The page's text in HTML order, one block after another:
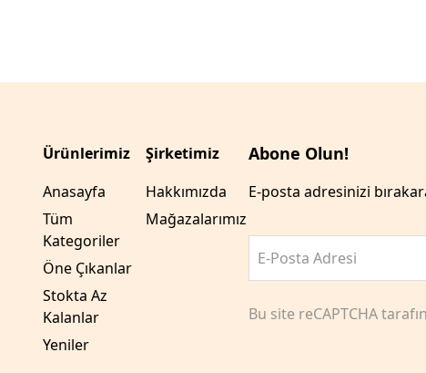
Ürünlerimiz
Anasayfa
Tüm
Kategoriler
Öne Çıkanlar
Stokta Az
Kalanlar
Yeniler
Şirketimiz
Hakkımızda
Mağazalarımız
Abone Olun!
E-posta adresinizi
E-Posta Adresi
Bu site reCAPTCHA